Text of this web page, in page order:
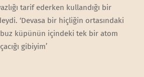
tarif ederken kullandığı bir
‘Devasa bir hiçliğin ortasındaki
küpünün içindeki tek bir atom
gibiyim’